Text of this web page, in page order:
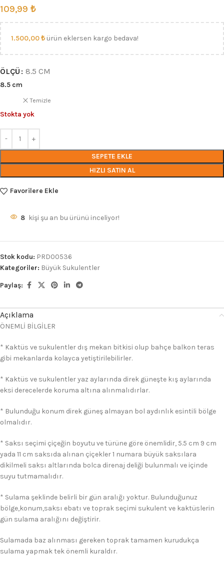
109,99 ₺
1.500,00₺ ürün eklersen kargo bedava!
ÖLÇÜ 8.5 CM
8.5 cm
Temizle
Stokta yok
SEPETE EKLE
HIZLI SATIN AL
Favorilere Ekle
8 kişi şu an bu ürünü inceliyor!
Stok kodu: PRD00536
Kategoriler: Büyük Sukulentler
Paylaş:
Açıklama
ÖNEMLİ BİLGİLER
* Kaktüs ve sukulentler dış mekan bitkisi olup bahçe balkon teras
gibi mekanlarda kolayca yetiştirilebilirler.
* Kaktüs ve sukulentler yaz aylarında direk güneşte kış aylarında
eksi derecelerde koruma altına alınmalıdırlar.
* Bulunduğu konum direk güneş almayan bol aydınlık esintili bölge
olmalıdır.
* Saksı seçimi çiçeğin boyutu ve türüne göre önemlidir, 5.5 cm 9 cm
yada 11 cm saksıda alınan çiçekler 1 numara büyük saksılara
dikilmeli saksı altlarında bolca direnaj deliği bulunmalı ve içinde
suyu tutmamalıdır.
* Sulama şeklinde belirli bir gün aralığı yoktur. Bulunduğunuz
bölge,konum,saksı ebatı ve toprak seçimi sukulent ve kaktüslerin
gün sulama aralığını değiştirir.
Sulamada baz alınması gereken toprak tamamen kurudukça
sulama yapmak tek önemli kuraldır.